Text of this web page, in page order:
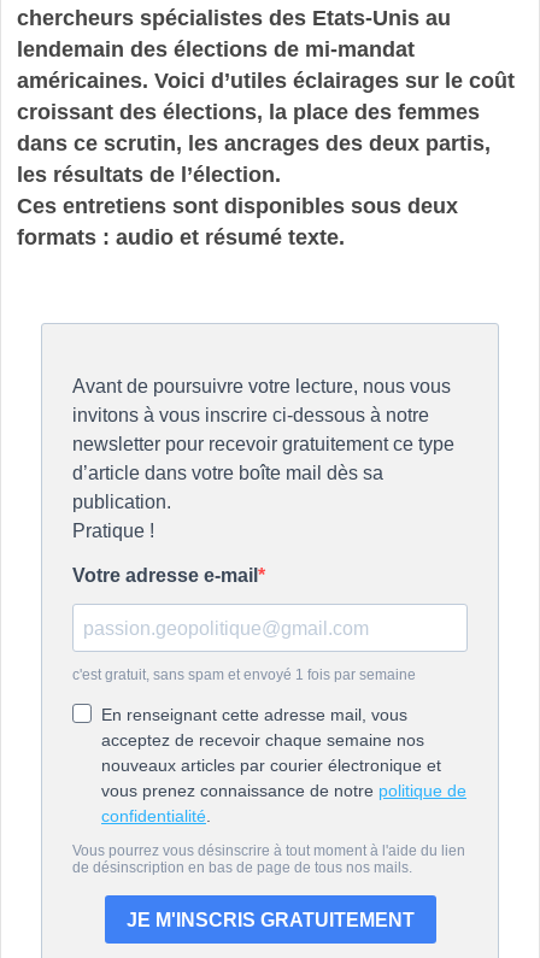
chercheurs spécialistes des Etats-Unis au
lendemain des élections de mi-mandat
américaines. Voici d’utiles éclairages sur le coût
croissant des élections, la place des femmes
dans ce scrutin, les ancrages des deux partis,
les résultats de l’élection.
Ces entretiens sont disponibles sous deux
formats : audio et résumé texte.